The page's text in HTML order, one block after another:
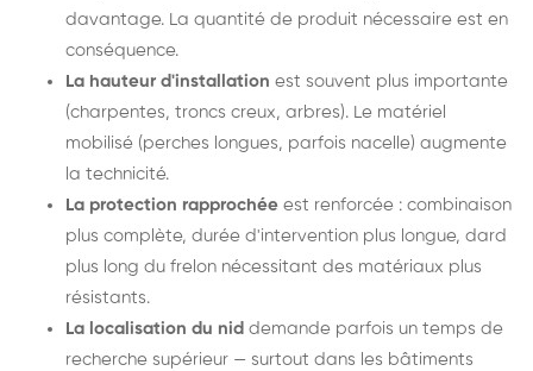
davantage. La quantité de produit nécessaire est en
conséquence.
La hauteur d'installation est souvent plus importante
(charpentes, troncs creux, arbres). Le matériel
mobilisé (perches longues, parfois nacelle) augmente
la technicité.
La protection rapprochée est renforcée : combinaison
plus complète, durée d'intervention plus longue, dard
plus long du frelon nécessitant des matériaux plus
résistants.
La localisation du nid demande parfois un temps de
recherche supérieur — surtout dans les bâtiments